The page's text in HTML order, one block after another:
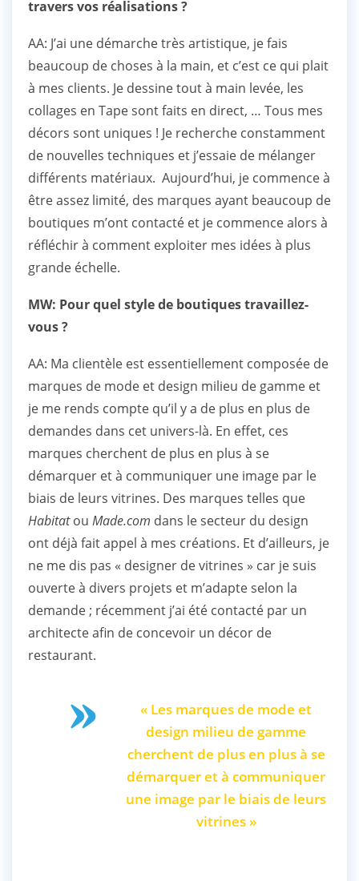
travers vos réalisations ?
AA: J’ai une démarche très artistique, je fais
beaucoup de choses à la main, et c’est ce qui plait
à mes clients. Je dessine tout à main levée, les
collages en Tape sont faits en direct, … Tous mes
décors sont uniques ! Je recherche constamment
de nouvelles techniques et j’essaie de mélanger
différents matériaux. Aujourd’hui, je commence à
être assez limité, des marques ayant beaucoup de
boutiques m’ont contacté et je commence alors à
réfléchir à comment exploiter mes idées à plus
grande échelle.
MW: Pour quel style de boutiques travaillez-
vous ?
AA: Ma clientèle est essentiellement composée de
marques de mode et design milieu de gamme et
je me rends compte qu’il y a de plus en plus de
demandes dans cet univers-là. En effet, ces
marques cherchent de plus en plus à se
démarquer et à communiquer une image par le
biais de leurs vitrines. Des marques telles que
Habitatou Made.com dans le secteur du design
ont déjà fait appel à mes créations. Et d’ailleurs, je
ne me dis pas « designer de vitrines » car je suis
ouverte à divers projets et m’adapte selon la
demande ; récemment j’ai été contacté par un
architecte afin de concevoir un décor de
restaurant.
« Les marques de mode et
design milieu de gamme
cherchent de plus en plus à se
démarquer et à communiquer
une image par le biais de leurs
vitrines »